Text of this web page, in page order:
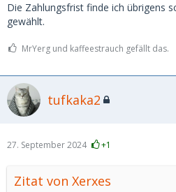
Die Zahlungsfrist finde ich übrigens
gewählt.
MrYerg und kaffeestrauch gefällt das.
tufkaka2
27. September 2024 +1
Zitat von Xerxes